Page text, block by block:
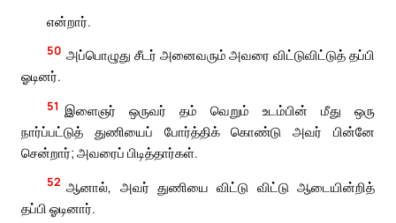
என்றார்.
50 அப்பொழுது சீடர் அனைவரும் அவரை விட்டுவிட்டுத் தப்பி
ஓடினர்.
51 இளைஞர் ஒருவர் தம் வெறும் உடம்பின் மீது ஒரு
நார்ப்பட்டுத் துணியைப் போர்த்திக் கொண்டு அவர் பின்னே
சென்றார்; அவரைப் பிடித்தார்கள்.
52 ஆனால், அவர் துணியை விட்டு விட்டு ஆடையின்றித்
தப்பி ஓடினார்.